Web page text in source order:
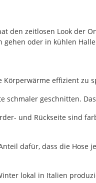
den zeitlosen Look der
oder in kühlen
effizient
schmaler geschnitten.
und Rückseite sind
dafür, dass die
lokal in Italien